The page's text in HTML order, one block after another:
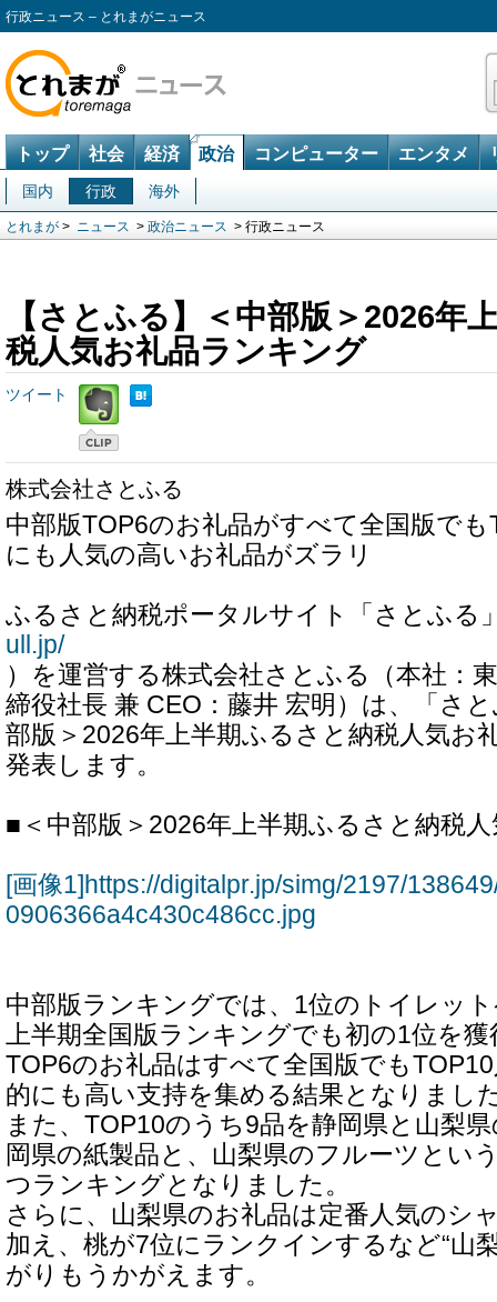
行政ニュース – とれまがニュース
トップ 社会 経済 政治 コンピューター エンタメ
国内 行政 海外
とれまが > ニュース > 政治ニュース > 行政ニュース
【さとふる】＜中部版＞2026年
税人気お礼品ランキング
ツイート
株式会社さとふる
中部版TOP6のお礼品がすべて全国版で
にも人気の高いお礼品がズラリ
ふるさと納税ポータルサイト「さとふる
ull.jp/
）を運営する株式会社さとふる（本社：
締役社長 兼 CEO：藤井 宏明）は、「さ
部版＞2026年上半期ふるさと納税人気
発表します。
■＜中部版＞2026年上半期ふるさと納税
[画像1]https://digitalpr.jp/simg/2197/
0906366a4c430c486cc.jpg
中部版ランキングでは、1位のトイレッ
上半期全国版ランキングでも初の1位を
TOP6のお礼品はすべて全国版でも
的にも高い支持を集める結果となりまし
また、TOP10のうち9品を静岡県と山梨
岡県の紙製品と、山梨県のフルーツとい
つランキングとなりました。
さらに、山梨県のお礼品は定番人気のシ
加え、桃が7位にランクインするなど“山
がりもうかがえます。